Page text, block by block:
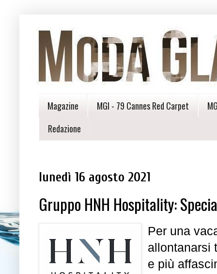
Magazine MGI - 79 Cannes Red Carpet
Redazione
lunedì 16 agosto 2021
Gruppo HNH Hospitality:
Per una
allontanarsi
e più